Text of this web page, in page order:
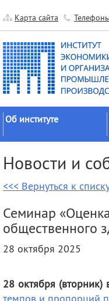
Карта сайта
Об институте
Официальные документы
История
Научные подразделения
Прочие подразделения
Издательская
Контакты
Новости и
<<< Вернуться к
Семинар
общественного
28 октября 2025
28 октября (вторник)